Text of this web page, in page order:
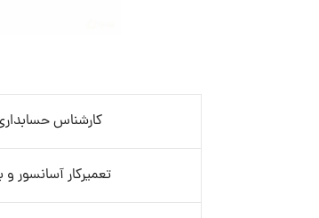
کارشناس
تعمیرکار آسانسور و